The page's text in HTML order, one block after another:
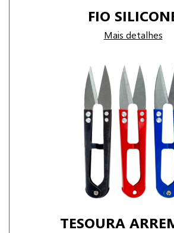
FIO
Mais detalhes
TESOURA